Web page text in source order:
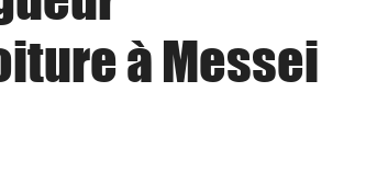
à Messei